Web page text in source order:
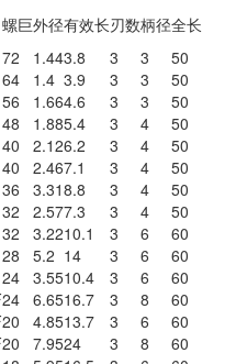
螺巨外径有效长刃数柄径全长
72 1.443.8 3 3
50
64 1.4 3.9 3 3
50
56 1.664.6 3 3
50
48 1.885.4 3 4
50
40 2.126.2 3 4
50
40 2.467.1 3 4
50
36 3.318.8 3 4
50
32 2.577.3 3 4
50
32 3.2210.1 3 6
60
28 5.2 14 3 6
60
24 3.5510.4 3 6
60
24 6.6516.7 3 8
60
20 4.8513.7 3 6
60
20 7.9524 3 8
60